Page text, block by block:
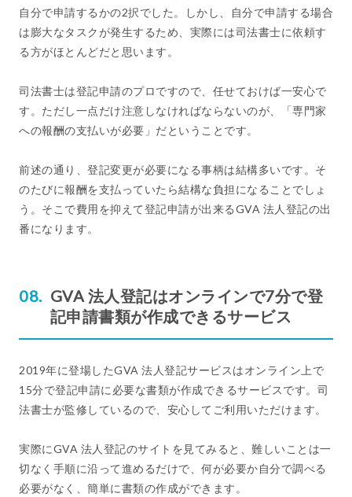
自分で申請するかの2択でした。しかし、自分で申請する場合
は膨大なタスクが発生するため、実際には司法書士に依頼す
る方がほとんどだと思います。
司法書士は登記申請のプロですので、任せておけば一安心で
す。ただし一点だけ注意しなければならないのが、「専門家
への報酬の支払いが必要」だということです。
前述の通り、登記変更が必要になる事柄は結構多いです。そ
のたびに報酬を支払っていたら結構な負担になることでしょ
う。そこで費用を抑えて登記申請が出来るGVA 法人登記の出
番になります。
GVA 法人登記はオンラインで7分で登
記申請書類が作成できるサービス
2019年に登場したGVA 法人登記サービスはオンライン上で
15分で登記申請に必要な書類が作成できるサービスです。司
法書士が監修しているので、安心してご利用いただけます。
実際にGVA 法人登記のサイトを見てみると、難しいことは一
切なく手順に沿って進めるだけで、何が必要か自分で調べる
必要がなく、簡単に書類の作成ができます。